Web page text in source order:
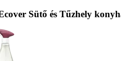
Sütő és Tűzhely